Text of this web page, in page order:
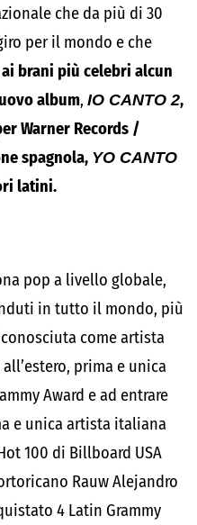
che da più di 30
per il mondo e che
brani più celebri alcun
album, IO CANTO 2,
Warner Records /
spagnola, YO CANTO
latini.
pop a livello globale,
in tutto il mondo, più
come artista
prima e unica
Award e ad entrare
e unica artista italiana
100 di Billboard USA
Rauw Alejandro
4 Latin Grammy